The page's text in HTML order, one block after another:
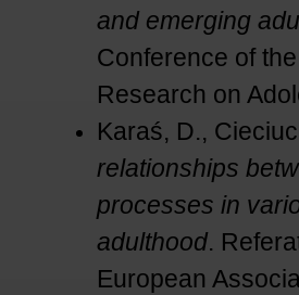
and emerging
Conference of
Research on
Karaś, D.,
relationships
processes in
adulthood.
European